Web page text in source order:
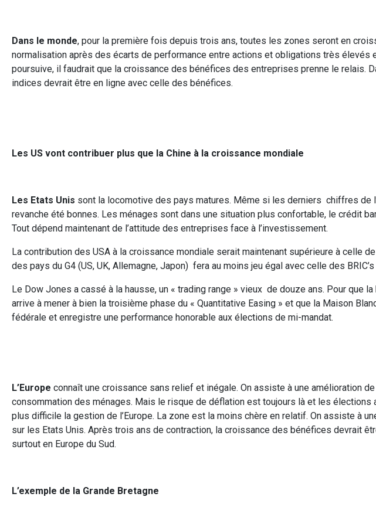
Dans le monde, pour la première fois depuis trois ans, toutes les zones seront en
normalisation après des écarts de performance entre actions et obligations très élevés
poursuive, il faudrait que la croissance des bénéfices des entreprises prenne le relais.
indices devrait être en ligne avec celle des bénéfices.
Les US vont contribuer plus que la Chine à la croissance mondiale
Les Etats Unis sont la locomotive des pays matures. Même si les derniers chiffres de
revanche été bonnes. Les ménages sont dans une situation plus confortable, le crédit
Tout dépend maintenant de l’attitude des entreprises face à l’investissement.
La contribution des USA à la croissance mondiale serait maintenant supérieure à celle
des pays du G4 (US, UK, Allemagne, Japon) fera au moins jeu égal avec celle des
Le Dow Jones a cassé à la hausse, un « trading range » vieux de douze ans. Pour que
arrive à mener à bien la troisième phase du « Quantitative Easing » et que la Maison
fédérale et enregistre une performance honorable aux élections de mi-mandat.
L’Europe connaît une croissance sans relief et inégale. On assiste à une amélioration
consommation des ménages. Mais le risque de déflation est toujours là et les élections
plus difficile la gestion de l’Europe. La zone est la moins chère en relatif. On assiste à
sur les Etats Unis. Après trois ans de contraction, la croissance des bénéfices devrait
surtout en Europe du Sud.
L’exemple de la Grande Bretagne